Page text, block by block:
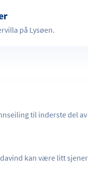
på Lysøen.
til inderste del av
kan være litt